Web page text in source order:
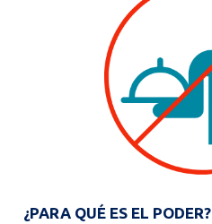
¿PARA QUÉ ES EL PODER?